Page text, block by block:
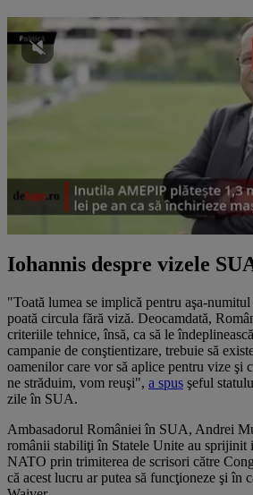
Iohannis despre vizele
"Toată lumea se implică pentru aşa-
poată circula fără viză. Deocamdată,
criteriile tehnice, însă, ca să le
campanie de conştientizare, trebuie să
oamenilor care vor să aplice pentru vize şi
ne străduim, vom reuşi", a spus şeful
zile în SUA.
Ambasadorul României în SUA, Andrei
românii stabiliţi în Statele Unite au sprijinit
NATO prin trimiterea de scrisori către
că acest lucru ar putea să funcţioneze şi în